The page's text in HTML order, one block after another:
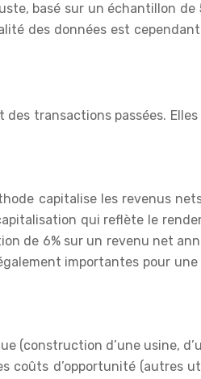
basé sur un échantillon
des données est
transactions passées.
capitalise les revenus
qui reflète le
de 6% sur un revenu net
importantes pour
d’une usine,
d’opportunité (autres